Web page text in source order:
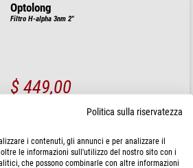
Optolong
Filtro H-alpha 3nm 2"
$ 449,00
24 ore
Optolong
Filtro H-alpha 3nm 36mm
Politica sulla riservatezza
i contenuti, gli annunci e per analizzare il
le informazioni sull'utilizzo del nostro sito con i
che possono combinarle con altre informazioni